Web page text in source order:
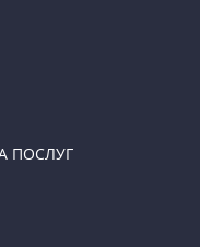
ПОСЛУГ